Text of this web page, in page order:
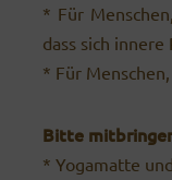
* Für
dass sich innere
* Für
Bitte
* Yogamatte